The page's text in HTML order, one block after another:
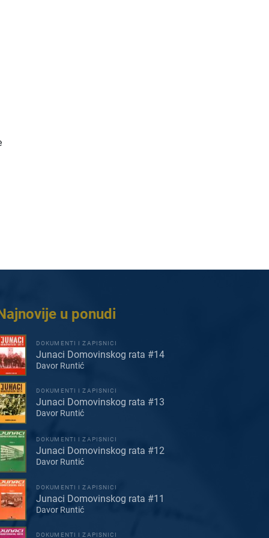
u ponudi
DOKUMENTI I ZAPISNICI
Junaci Domovinskog rata #14
Davor Runtić
DOKUMENTI I ZAPISNICI
Junaci Domovinskog rata #13
Davor Runtić
DOKUMENTI I ZAPISNICI
Junaci Domovinskog rata #12
Davor Runtić
DOKUMENTI I ZAPISNICI
Junaci Domovinskog rata #11
Davor Runtić
DOKUMENTI I ZAPISNICI